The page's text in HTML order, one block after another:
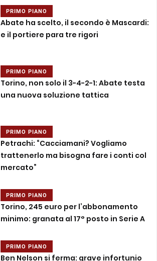
PRIMO PIANO
Abate ha scelto, il secondo è Mascardi:
e il portiere para tre rigori
PRIMO PIANO
Torino, non solo il 3-4-2-1: Abate testa
una nuova soluzione tattica
PRIMO PIANO
Petrachi: “Cacciamani? Vogliamo
trattenerlo ma bisogna fare i conti col
mercato”
PRIMO PIANO
Torino, 245 euro per l’abbonamento
minimo: granata al 17° posto in Serie A
PRIMO PIANO
Ben Nelson si ferma: grave infortunio